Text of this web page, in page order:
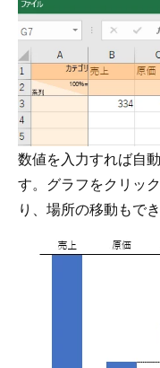
数値を入力すれば自
す。グラフをクリッ
り、場所の移動もでき